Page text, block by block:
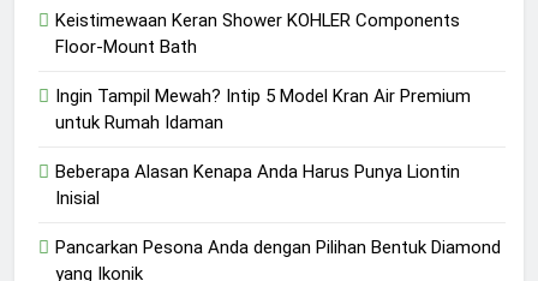
Keistimewaan Keran Shower KOHLER Components
Floor-Mount Bath
Ingin Tampil Mewah? Intip 5 Model Kran Air Premium
untuk Rumah Idaman
Beberapa Alasan Kenapa Anda Harus Punya Liontin
Inisial
Pancarkan Pesona Anda dengan Pilihan Bentuk Diamond
yang Ikonik